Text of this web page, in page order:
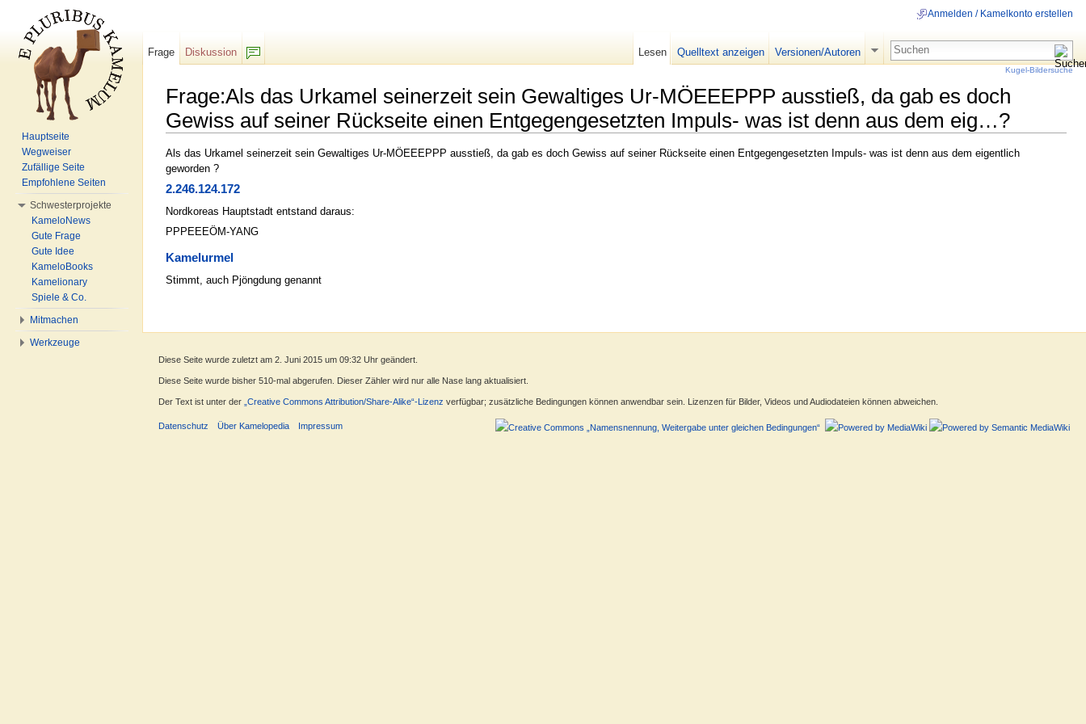
Frage:Als das Urkamel seinerzeit sein Gewaltiges Ur-MÖEEEPPP ausstieß, da gab es doch
Gewiss auf seiner Rückseite einen Entgegengesetzten Impuls- was ist denn aus dem eig…?
Als das Urkamel seinerzeit sein Gewaltiges Ur-MÖEEEPPP ausstieß, da gab es doch Gewiss auf seiner Rückseite einen Entgegengesetzten Impuls- was ist denn aus dem eigentlich
geworden ?
2.246.124.172
Nordkoreas Hauptstadt entstand daraus:
PPPEEEÖM-YANG
Kamelurmel
Stimmt, auch Pjöngdung genannt
Anmelden / Kamelkonto erstellen
Frage
Diskussion
Lesen Quelltext anzeigen Versionen/Autoren
Kugel-Bildersuche
Hauptseite
Wegweiser
Zufällige Seite
Empfohlene Seiten
Schwesterprojekte
KameloNews
Gute Frage
Gute Idee
KameloBooks
Kamelionary
Spiele & Co.
Mitmachen
Werkzeuge
Diese Seite wurde zuletzt am 2. Juni 2015 um 09:32 Uhr geändert.
Diese Seite wurde bisher 510-mal abgerufen. Dieser Zähler wird nur alle Nase lang aktualisiert.
Der Text ist unter der „Creative Commons Attribution/Share-Alike“-Lizenz verfügbar; zusätzliche Bedingungen können anwendbar sein. Lizenzen für Bilder, Videos und Audiodateien können abweichen.
Datenschutz Über Kamelopedia Impressum